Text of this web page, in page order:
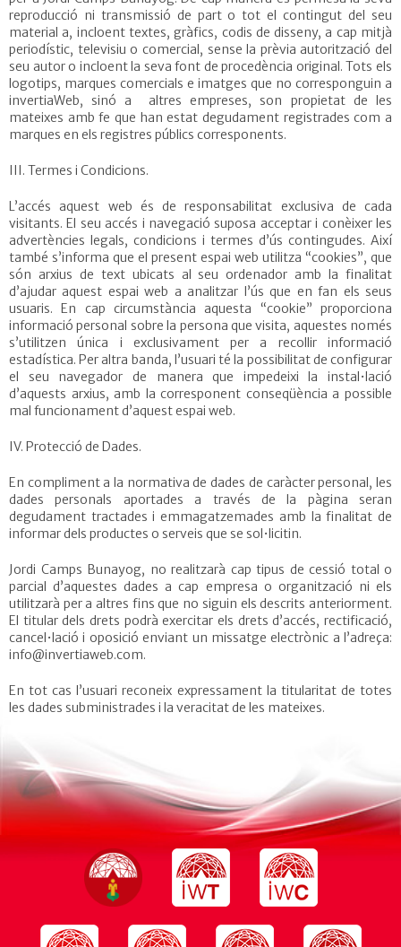
reproducció ni transmissió de part o tot el contingut del seu
material a, incloent textes, gràfics, codis de disseny, a cap mitjà
periodístic, televisiu o comercial, sense la prèvia autorització del
seu autor o incloent la seva font de procedència original. Tots els
logotips, marques comercials e imatges que no corresponguin a
invertiaWeb, sinó a altres empreses, son propietat de les
mateixes amb fe que han estat degudament registrades com a
marques en els registres públics corresponents.
III. Termes i Condicions.
L’accés aquest web és de responsabilitat exclusiva de cada
visitants. El seu accés i navegació suposa acceptar i conèixer les
advertències legals, condicions i termes d’ús contingudes. Així
també s’informa que el present espai web utilitza “cookies”, que
són arxius de text ubicats al seu ordenador amb la finalitat
d’ajudar aquest espai web a analitzar l’ús que en fan els seus
usuaris. En cap circumstància aquesta “cookie” proporciona
informació personal sobre la persona que visita, aquestes només
s’utilitzen única i exclusivament per a recollir informació
estadística. Per altra banda, l’usuari té la possibilitat de configurar
el seu navegador de manera que impedeixi la instal•lació
d’aquests arxius, amb la corresponent conseqüència a possible
mal funcionament d’aquest espai web.
IV. Protecció de Dades.
En compliment a la normativa de dades de caràcter personal, les
dades personals aportades a través de la pàgina seran
degudament tractades i emmagatzemades amb la finalitat de
informar dels productes o serveis que se sol•licitin.
Jordi Camps Bunayog, no realitzarà cap tipus de cessió total o
parcial d’aquestes dades a cap empresa o organització ni els
utilitzarà per a altres fins que no siguin els descrits anteriorment.
El titular dels drets podrà exercitar els drets d’accés, rectificació,
cancel•lació i oposició enviant un missatge electrònic a l’adreça:
info@invertiaweb.com.
En tot cas l’usuari reconeix expressament la titularitat de totes
les dades subministrades i la veracitat de les mateixes.